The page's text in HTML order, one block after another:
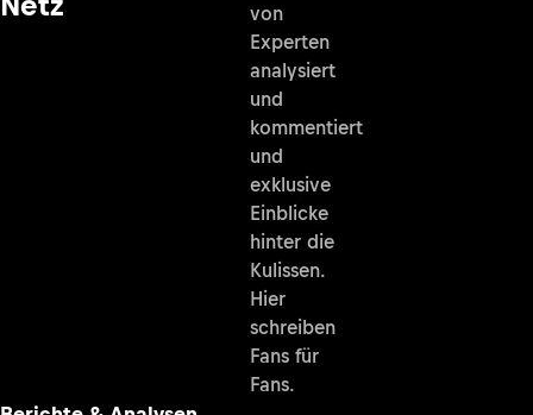
von
Experten
analysiert
und
kommentiert
und
exklusive
Einblicke
hinter die
Kulissen.
Hier
schreiben
Fans für
Fans.